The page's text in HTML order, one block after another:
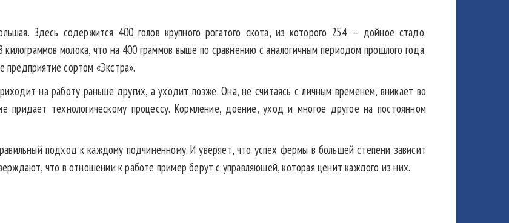
Здесь содержится 400 голов крупного рогатого скота, из которого 254 — дойное стадо.
молока, что на 400 граммов выше по сравнению с аналогичным периодом прошлого года.
предприятие сортом «Экстра».
на работу раньше других, а уходит позже. Она, не считаясь с личным временем, вникает во
придает технологическому процессу. Кормление, доение, уход и многое другое на постоянном
подход к каждому подчиненному. И уверяет, что успех фермы в большей степени зависит
что в отношении к работе пример берут с управляющей, которая ценит каждого из них.